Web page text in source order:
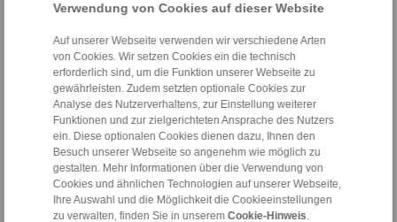
Verwendung von Cookies auf dieser Website
Auf unserer Webseite verwenden wir verschiedene Arten
von Cookies. Wir setzen Cookies ein die technisch
erforderlich sind, um die Funktion unserer Webseite zu
gewährleisten. Zudem setzten optionale Cookies zur
Analyse des Nutzerverhaltens, zur Einstellung weiterer
Funktionen und zur zielgerichteten Ansprache des Nutzers
ein. Diese optionalen Cookies dienen dazu, Ihnen den
Besuch unserer Webseite so angenehm wie möglich zu
gestalten. Mehr Informationen über die Verwendung von
Cookies und ähnlichen Technologien auf unserer Webseite,
Ihre Auswahl und die Möglichkeit die Cookieeinstellungen
zu verwalten, finden Sie in unserem Cookie-Hinweis
Mit eigener Lagerung
von Innen- und
Außenring
Zur Komplettierung mit
Anschlussteilen
Schmierung
kundenseitig
Komplettfreiläufe
Einbaufreiläufe
Käfigfreiläufe